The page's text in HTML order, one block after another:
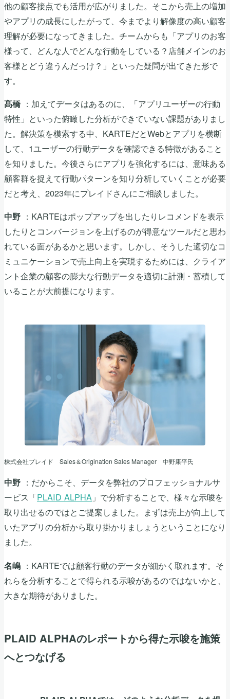
他の顧客接点でも活用が広がりました。そこから売上の増加
やアプリの成長にしたがって、今までより解像度の高い顧客
理解が必要になってきました。チームからも「アプリのお客
様って、どんな人でどんな行動をしている？店舗メインのお
客様とどう違うんだっけ？」といった疑問が出てきた形で
す。
髙橋：加えてデータはあるのに、「アプリユーザーの行動
特性」といった俯瞰した分析ができていない課題がありまし
た。解決策を模索する中、KARTEだとWebとアプリを横断
して、1ユーザーの行動データを確認できる特徴があること
を知りました。今後さらにアプリを強化するには、意味ある
顧客群を捉えて行動パターンを知り分析していくことが必要
だと考え、2023年にプレイドさんにご相談しました。
中野 ：KARTEはポップアップを出したりレコメンドを表示
したりとコンバージョンを上げるのが得意なツールだと思わ
れている面があるかと思います。しかし、そうした適切なコ
ミュニケーションで売上向上を実現するためには、クライア
ント企業の顧客の膨大な行動データを適切に計測・蓄積して
いることが大前提になります。
株式会社プレイド Sales＆Origination Sales Manager 中野康平氏
中野 ：だからこそ、データを弊社のプロフェッショナルサ
ービス「PLAID ALPHA 」で分析することで、様々な示唆を
取り出せるのではとご提案しました。まずは売上が向上して
いたアプリの分析から取り掛かりましょうということになり
ました。
名嶋 ：KARTEでは顧客行動のデータが細かく取れます。そ
れらを分析することで得られる示唆があるのではないかと、
大きな期待がありました。
PLAID ALPHAのレポートから得た示唆を施策
へとつなげる